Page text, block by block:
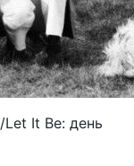
It Be: день